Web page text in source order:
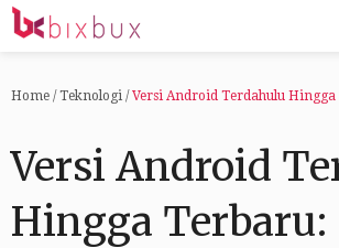
Home / Teknologi / Versi Android Terdahulu
Versi Android
Hingga Terbaru: